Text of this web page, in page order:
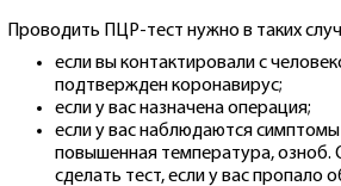
Проводить ПЦР-тест нужно в таких
если вы контактировали с
подтвержден коронавирус;
если у вас назначена операция;
если у вас наблюдаются
повышенная температура, озноб.
сделать тест, если у вас пропало